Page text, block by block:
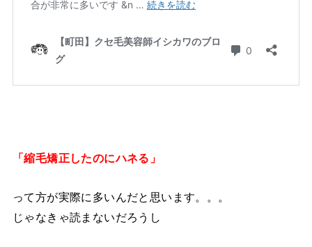
「縮毛矯正したのにハネる」
って方が実際に多いんだと思います。。。
じゃなきゃ読まないだろうし